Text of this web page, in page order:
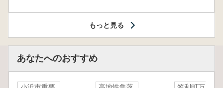
もっと見る
あなたへのおすすめ